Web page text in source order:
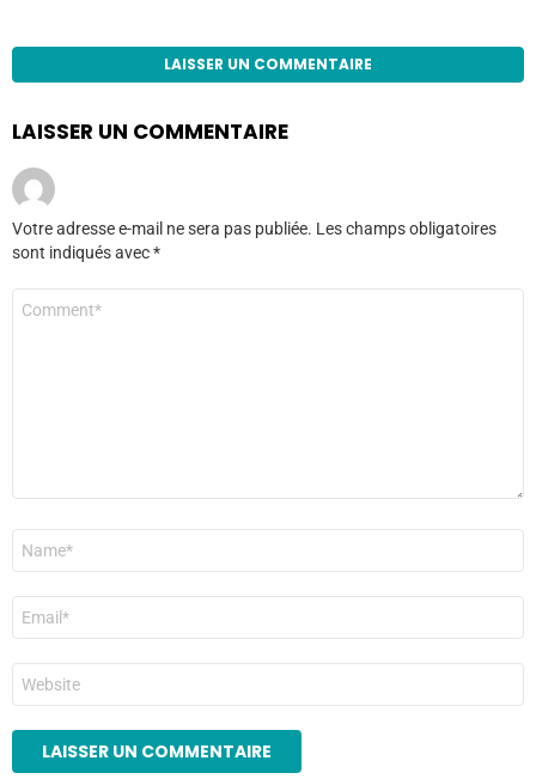
LAISSER UN COMMENTAIRE
LAISSER UN COMMENTAIRE
Votre adresse e-mail ne sera pas publiée. Les champs obligatoires
sont indiqués avec*
mail
*
Site
web